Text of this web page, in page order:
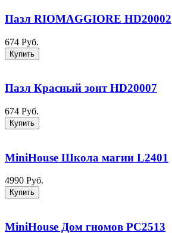
Пазл RIOMAGGIORE HD20002
674 Руб.
Купить
Пазл Красный зонт HD20007
674 Руб.
Купить
MiniHouse Школа магии L2401
4990 Руб.
Купить
MiniHouse Дом гномов PC2513